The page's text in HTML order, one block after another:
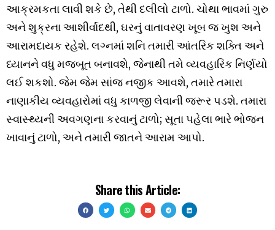
આક્રમકતા લાવી શકે છે, તેથી દલીલો ટાળો. ચોથા ભાવમાં ગુરુ
અને શુક્રના આશીર્વાદથી, ઘરનું વાતાવરણ ખૂબ જ ખુશ અને
આરામદાયક રહેશે. લગ્નમાં શનિ તમારી આંતરિક શક્તિ અને
ધ્યાનને વધુ મજબૂત બનાવશે, જેનાથી તમે વ્યવહારિક નિર્ણયો
લઈ શકશો. જેમ જેમ સાંજ નજીક આવશે, તમારે તમારા
નાણાકીય વ્યવહારોમાં વધુ કાળજી લેવાની જરૂર પડશે. તમારા
સ્વાસ્થ્યની અવગણના કરવાનું ટાળો; સૂતા પહેલા ભારે ભોજન
ખાવાનું ટાળો, અને તમારી જાતને આરામ આપો.
Share this Article: